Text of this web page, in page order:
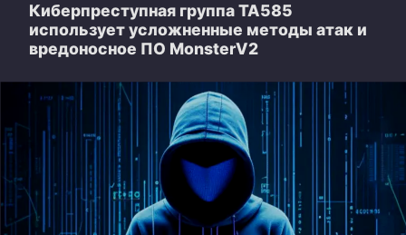
Киберпреступная группа TA585
использует усложненные методы атак и
вредоносное ПО MonsterV2